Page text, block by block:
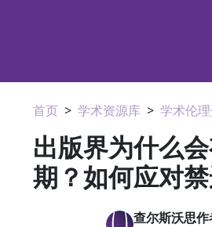
首页 > 学术资源库 > 学术伦
出版界为什么
期？如何应对
查尔斯沃思